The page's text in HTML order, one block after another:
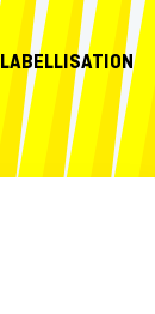
LABELLISATION